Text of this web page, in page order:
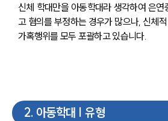
신체 학대만을 아동학대라 생각하여 은
고 혐의를 부정하는 경우가 많으나, 신체
가혹행위를 모두 포괄하고 있습니다.
2. 아동학대 | 유형